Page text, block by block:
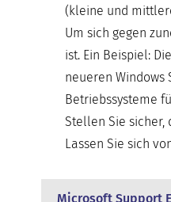
(kleine und
Um sich gegen
ist. Ein Beispiel:
neueren Windows
Betriebssysteme
Stellen Sie sicher,
Lassen Sie sich
Microsoft Support